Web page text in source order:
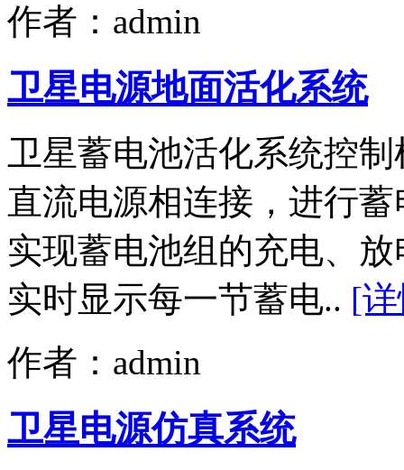
作者：admin
卫星电源地面活化系统
卫星蓄电池活化系统控
直流电源相连接，进行
实现蓄电池组的充电、
实时显示每一节蓄电.. [
作者：admin
卫星电源仿真系统